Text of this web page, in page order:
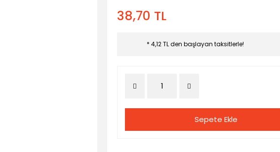
38,70 TL
* 4,12 TL den başlayan taksitlerle!
Sepete Ekle